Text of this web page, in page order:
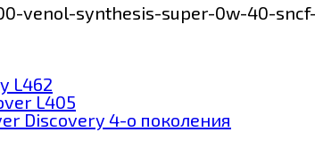
synthesis-super-0w-40-sncf-
L462
L405
Discovery 4-о поколения